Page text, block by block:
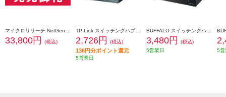
33,800円 (税込) 2,726円 (税込)
136円分ポイント還元
5営業日
3,480円
(税込)
5営業日
5営